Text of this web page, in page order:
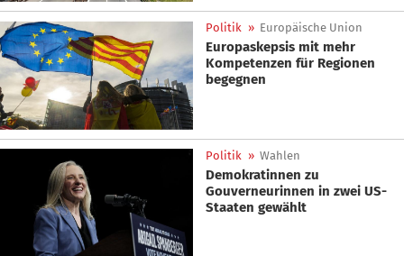
Politik » Europäische Union
Europaskepsis mit mehr
Kompetenzen für Regionen
begegnen
Politik » Wahlen
Demokratinnen zu
Gouverneurinnen in zwei US-
Staaten gewählt